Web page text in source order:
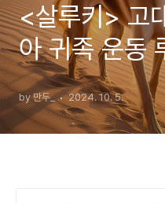
<살루키> 고
아 귀족 운동
by 만두_ 2024. 10. 5.